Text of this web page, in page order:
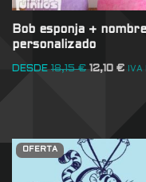
Bob esponja + nombre
personalizado
DESDE 18,15€ 12,10 € IVA
OFERTA